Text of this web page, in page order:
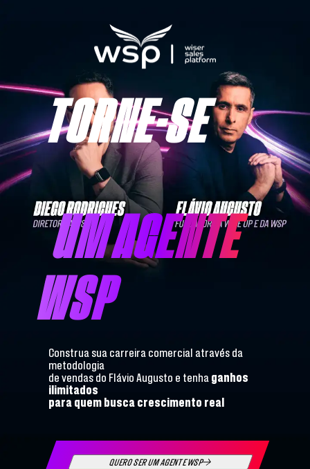
TORNE-SE
UM AGENTE
WSP
Construa sua carreira comercial através da
metodologia
de vendas do Flávio Augusto e tenhaganhos
ilimitados
para quem busca crescimento real
QUERO SER UM AGENTE WSP